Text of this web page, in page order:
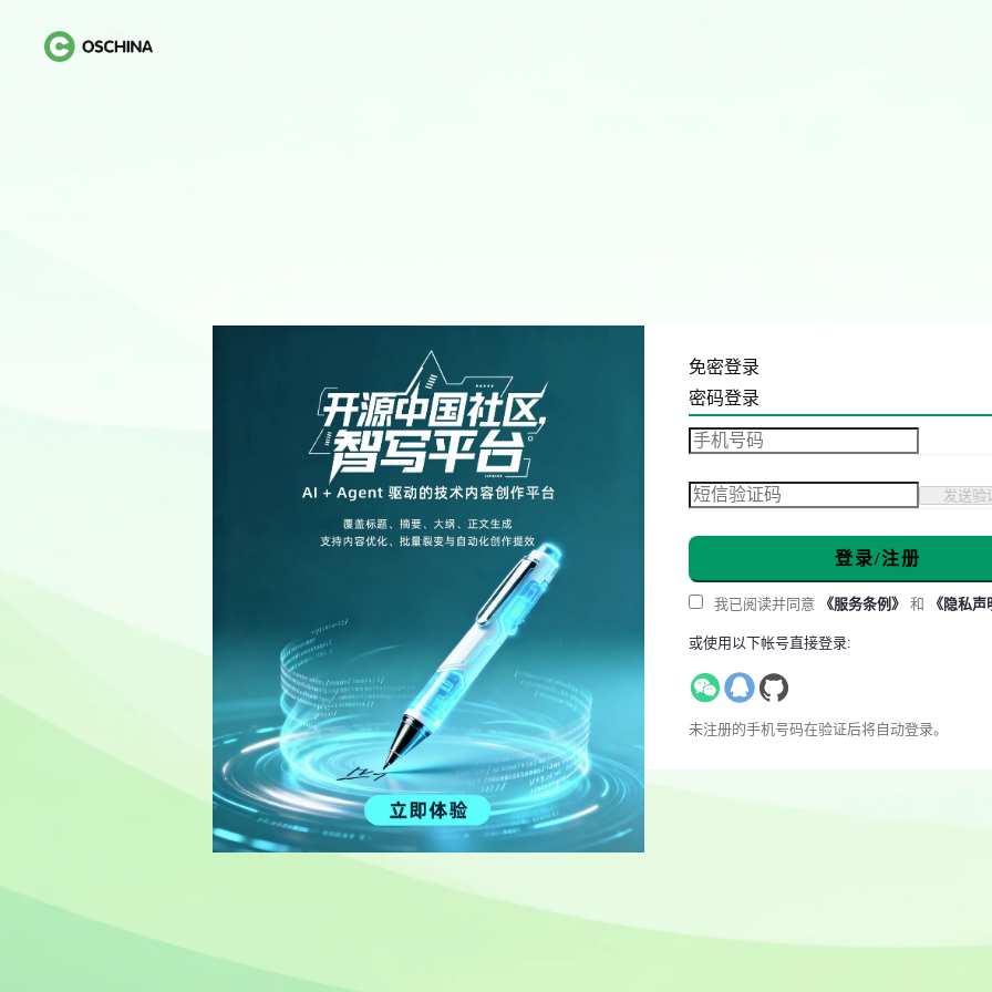
免密登录
密码登录
发送验
登录/注册
我已阅读并同意 《服务条例》 和 《隐私声
或使用以下帐号直接登录:
未注册的手机号码在验证后将自动登录。